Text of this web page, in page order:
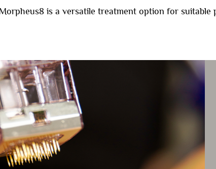
Morpheus8 is a versatile treatment option for suitable